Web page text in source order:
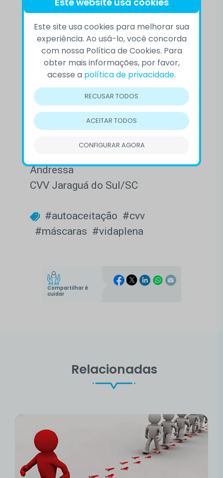
de estar com algo preso na
garganta. O CVV, através de
conversas anônimas e sigilosas,
oportuniza que todos possam falar
abertamente sobre si, sem medo
de julgamentos ou críticas. Se
desejar, acesse cvv.org.br e veja
como conversar com um
Andressa
CVV Jaraguá do Sul/SC
#autoaceitação #cvv
#máscaras #vidaplena
Compartilhar é
cuidar
Relacionadas
Este site usa cookies para melhorar sua
experiência. Ao usá-lo, você concorda
com nossa Política de Cookies. Para
obter mais informações, por favor,
acesse a política de privacidade.
RECUSAR TODOS
ACEITAR TODOS
CONFIGURAR AGORA